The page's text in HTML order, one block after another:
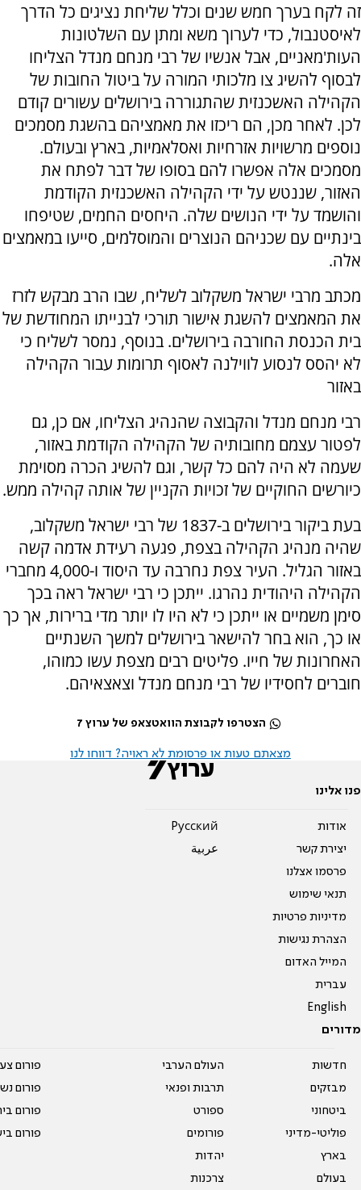
זה לקח בערך חמש שנים וכלל שליחת נציגים כל הדרך
לאיסטנבול, כדי לערוך משא ומתן עם השלטונות
העות'מאניים, אבל אנשיו של רבי מנחם מנדל הצליחו
לבסוף להשיג צו מלכותי המורה על ביטול החובות של
הקהילה האשכנזית שהתגוררה בירושלים עשורים קודם
לכן. לאחר מכן, הם ריכזו את מאמציהם בהשגת מסמכים
נוספים מרשויות אזרחיות ואסלאמיות, בארץ ובעולם.
מסמכים אלה אפשרו להם בסופו של דבר לפתח את
האזור, שננטש על ידי הקהילה האשכנזית הקודמת
והושמד על ידי הנושים שלה. היחסים החמים, שטיפחו
בינתיים עם שכניהם הנוצרים והמוסלמים, סייעו במאמצים
אלה.
מכתב מרבי ישראל משקלוב לשליח, שבו הרב מבקש לזרז
את המאמצים להשגת אישור תורכי לבנייתו המחודשת של
בית הכנסת החורבה בירושלים. בנוסף, נמסר לשליח כי
לא יהסס לנסוע לווילנה לאסוף תרומות עבור הקהילה
באזור
רבי מנחם מנדל והקבוצה שהנהיג הצליחו, אם כן, גם
לפטור עצמם מחובותיה של הקהילה הקודמת באזור,
שעמה לא היה להם כל קשר, וגם להשיג הכרה מסוימת
כיורשים החוקיים של זכויות הקניין של אותה קהילה ממש.
בעת ביקור בירושלים ב-1837 של רבי ישראל משקלוב,
שהיה מנהיג הקהילה בצפת, פגעה רעידת אדמה קשה
באזור הגליל. העיר צפת נחרבה עד היסוד ו-4,000 מחברי
הקהילה היהודית נהרגו. ייתכן כי רבי ישראל ראה בכך
סימן משמיים או ייתכן כי לא היו לו יותר מדי ברירות, אך כך
או כך, הוא בחר להישאר בירושלים למשך השנתיים
האחרונות של חייו. פליטים רבים מצפת עשו כמוהו,
חוברים לחסידיו של רבי מנחם מנדל וצאצאיהם.
הצטרפו לקבוצת הוואטצאפ של ערוץ 7
מצאתם טעות או פרסומת לא ראויה? דווחו לנו
פנו אלינו
אודות
יצירת קשר
פרסמו אצלנו
תנאי שימוש
מדיניות פרטיות
הצהרת נגישות
המייל האדום
עברית
English
Pусский
عربية
מדורים
חדשות
מבזקים
ביטחוני
פוליטי-מדיני
בארץ
בעולם
העולם הערבי
תרבות ופנאי
ספורט
פורומים
יהדות
צרכנות
פורום
פורום
פורום
פורום